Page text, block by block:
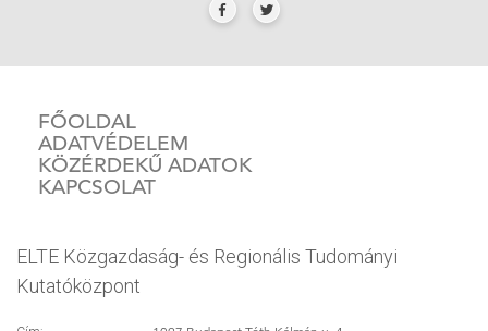
FŐOLDAL
ADATVÉDELEM
KÖZÉRDEKŰ ADATOK
KAPCSOLAT
ELTE Közgazdaság- és Regionális Tudományi
Kutatóközpont